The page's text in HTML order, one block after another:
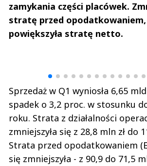
zamykania części placówek.
stratę przed
powiększyła stratę netto.
Sprzedaż w Q1 wyniosła 6,65
spadek o 3,2 proc. w stosunku
roku. Strata z działalności
zmniejszyła się z 28,8 mln zł do
Strata przed opodatkowaniem
się zmniejszyła - z 90,9 do 71,5